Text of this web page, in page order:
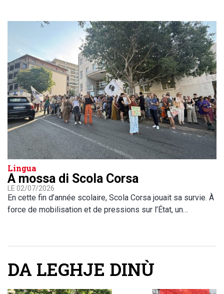
Lingua
A mossa di Scola Corsa
LE 02/07/2026
En cette fin d’année scolaire, Scola Corsa jouait sa survie. À
force de mobilisation et de pressions sur l’État, un…
DA LEGHJE DINÙ